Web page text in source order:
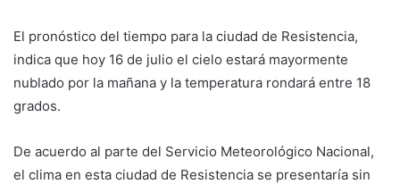
El pronóstico del tiempo para la ciudad de Resistencia,
indica que hoy 16 de julio el cielo estará mayormente
nublado por la mañana y la temperatura rondará entre 18
grados.
De acuerdo al parte del Servicio Meteorológico Nacional,
el clima en esta ciudad de Resistencia se presentaría sin